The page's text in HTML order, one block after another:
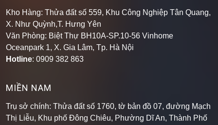
Kho Hàng: Thửa đất số 559, Khu Công Nghiệp Tân Quang,
X. Như Quỳnh,T. Hưng Yên
Văn Phòng: Biệt Thự BH10A-SP.10-56 Vinhome
Oceanpark 1, X. Gia Lâm, Tp. Hà Nội
Hotline: 0909 382 863
MIỀN NAM
Trụ sở chính: Thửa đất số 1760, tờ bản đồ 07, đường Mạch
Thị Liễu, Khu phố Đông Chiêu, Phường Dĩ An, Thành Phố